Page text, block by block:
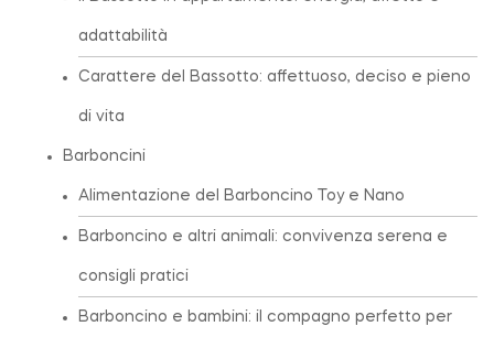
adattabilità
Carattere del Bassotto: affettuoso, deciso e pieno
di vita
Barboncini
Alimentazione del Barboncino Toy e Nano
Barboncino e altri animali: convivenza serena e
consigli pratici
Barboncino e bambini: il compagno perfetto per